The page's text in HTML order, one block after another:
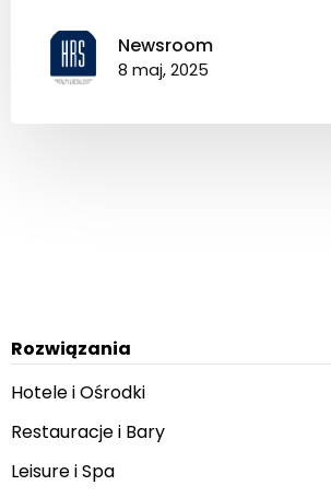
Newsroom
8 maj, 2025
Rozwiązania
Hotele i Ośrodki
Restauracje i Bary
Leisure i Spa